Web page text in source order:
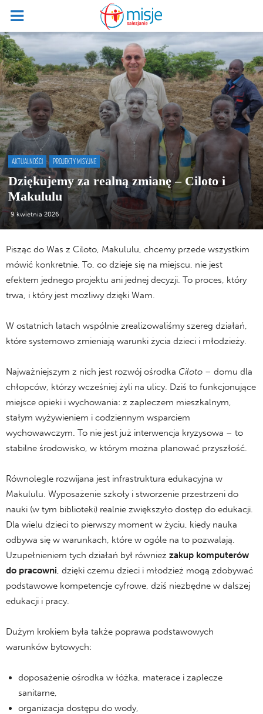
AKTUALNOŚCI PROJEKTY MISYJNE
Dziękujemy za realną zmianę – Ciloto i
Makululu
9 kwietnia 2026
Pisząc do Was z Ciloto, Makululu, chcemy przede wszystkim
mówić konkretnie. To, co dzieje się na miejscu, nie jest
efektem jednego projektu ani jednej decyzji. To proces, który
trwa, i który jest możliwy dzięki Wam.
W ostatnich latach wspólnie zrealizowaliśmy szereg działań,
które systemowo zmieniają warunki życia dzieci i młodzieży.
Najważniejszym z nich jest rozwój ośrodka Ciloto – domu dla
chłopców, którzy wcześniej żyli na ulicy. Dziś to funkcjonujące
miejsce opieki i wychowania: z zapleczem mieszkalnym,
stałym wyżywieniem i codziennym wsparciem
wychowawczym. To nie jest już interwencja kryzysowa – to
stabilne środowisko, w którym można planować przyszłość.
Równolegle rozwijana jest infrastruktura edukacyjna w
Makululu. Wyposażenie szkoły i stworzenie przestrzeni do
nauki (w tym biblioteki) realnie zwiększyło dostęp do edukacji.
Dla wielu dzieci to pierwszy moment w życiu, kiedy nauka
odbywa się w warunkach, które w ogóle na to pozwalają.
Uzupełnieniem tych działań był również zakup komputerów
do pracowni, dzięki czemu dzieci i młodzież mogą zdobywać
podstawowe kompetencje cyfrowe, dziś niezbędne w dalszej
edukacji i pracy.
Dużym krokiem była także poprawa podstawowych
warunków bytowych:
doposażenie ośrodka w łóżka, materace i zaplecze
sanitarne,
organizacja dostępu do wody,